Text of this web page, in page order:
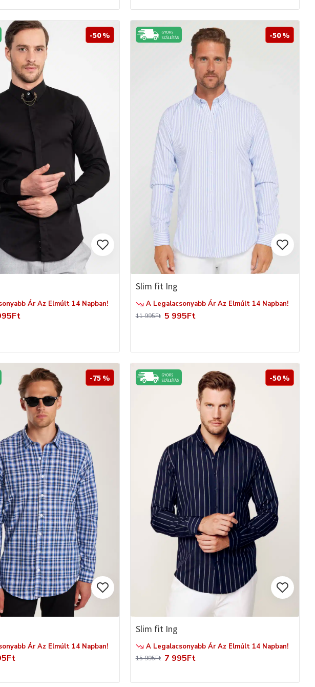
-50 %
Ár Az Elmúlt 14 Napban!
-50 %
Slim fit Ing
A Legalacsonyabb Ár Az Elmúlt 14 Napban!
5 995Ft
11 995Ft
-75 %
Ár Az Elmúlt 14 Napban!
-50 %
Slim fit Ing
A Legalacsonyabb Ár Az Elmúlt 14 Napban!
7 995Ft
15 995Ft